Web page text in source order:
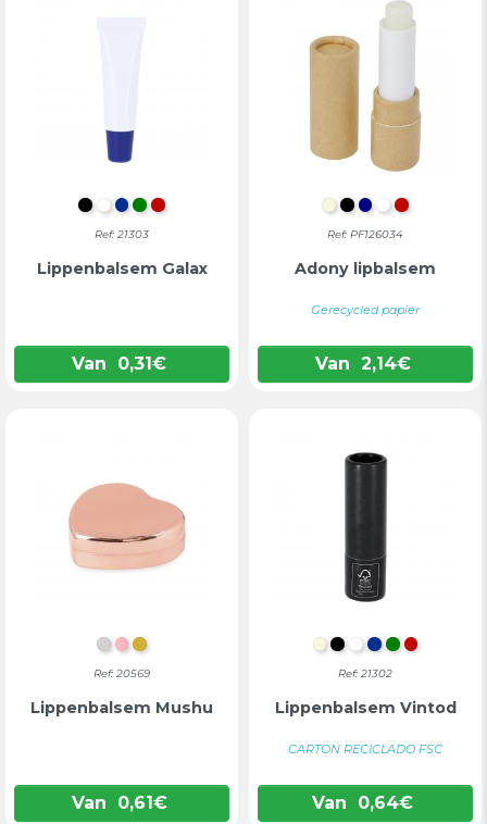
ZWART
WITBLAUW
GROEN
ROOD
Ref: 21303
Lippenbalsem Galax
Van 0,31€
NATUURLIJK
INTENS ZWART
WITROOD
Ref: PF126034
Adony lipbalsem
Gerecycled papier
Van 2,14€
ZILVER
ROZEGOUD
Ref: 20569
Lippenbalsem Mushu
Van 0,61€
NATUURLIJK
ZWART
WITBLAUW
GROEN
ROOD
Ref: 21302
Lippenbalsem Vintod
CARTON RECICLADO FSC
Van 0,64€